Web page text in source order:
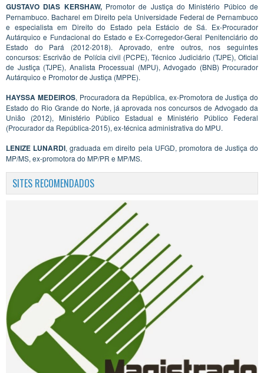
GUSTAVO DIAS KERSHAW, Promotor de Justiça do Ministério Púbico de
Pernambuco. Bacharel em Direito pela Universidade Federal de Pernambuco
e especialista em Direito do Estado pela Estácio de Sá. Ex-Procurador
Autárquico e Fundacional do Estado e Ex-Corregedor-Geral Penitenciário do
Estado do Pará (2012-2018). Aprovado, entre outros, nos seguintes
concursos: Escrivão de Polícia civil (PCPE), Técnico Judiciário (TJPE), Oficial
de Justiça (TJPE), Analista Processual (MPU), Advogado (BNB) Procurador
Autárquico e Promotor de Justiça (MPPE).
HAYSSA MEDEIROS, Procuradora da República, ex-Promotora de Justiça do
Estado do Rio Grande do Norte, já aprovada nos concursos de Advogado da
União (2012), Ministério Público Estadual e Ministério Público Federal
(Procurador da República-2015), ex-técnica administrativa do MPU.
LENIZE LUNARDI, graduada em direito pela UFGD, promotora de Justiça do
MP/MS, ex-promotora do MP/PR e MP/MS.
SITES RECOMENDADOS